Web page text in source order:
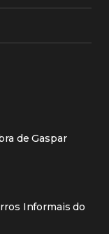
de Gaspar
Informais do